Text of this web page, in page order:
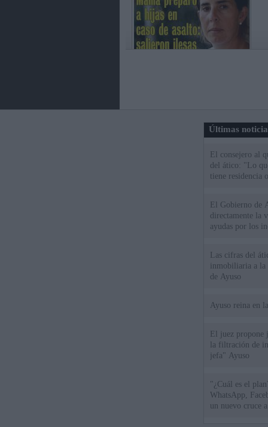
Últimas
El consejero al
del ático: "Lo
tiene residencia
El Gobierno de
directamente la
ayudas por los
Las cifras del
inmobiliaria a la
de Ayuso
Ayuso reina en
El juez propone
la filtración de
jefa" Ayuso
"¿Cuál es el
WhatsApp,
un nuevo cruce